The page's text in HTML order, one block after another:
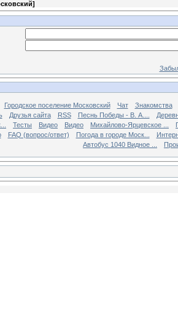
]
Городское поселение Московский Чат
Знакомства
Друзья сайта RSS Песнь Победы - В. А....
Тесты Видео Видео Михайлово-Ярцевское ...
FAQ (вопрос/ответ) Погода в городе Моск...
Автобус 1040 Видное ...